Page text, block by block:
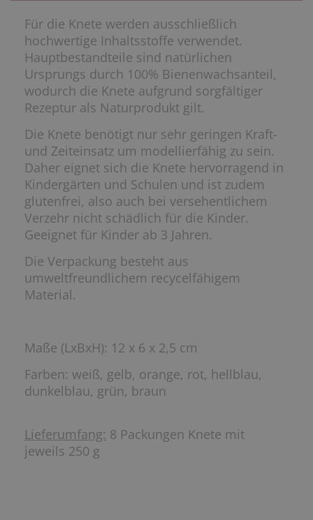
Für die Knete werden ausschließlich
hochwertige Inhaltsstoffe verwendet.
Hauptbestandteile sind natürlichen
Ursprungs durch 100% Bienenwachsanteil,
wodurch die Knete aufgrund sorgfältiger
Rezeptur als Naturprodukt gilt.
Die Knete benötigt nur sehr geringen Kraft-
und Zeiteinsatz um modellierfähig zu sein.
Daher eignet sich die Knete hervorragend in
Kindergärten und Schulen und ist zudem
glutenfrei, also auch bei versehentlichem
Verzehr nicht schädlich für die Kinder.
Geeignet für Kinder ab 3 Jahren.
Die Verpackung besteht aus
umweltfreundlichem recycelfähigem
Material.
Maße (LxBxH): 12 x 6 x 2,5 cm
Farben: weiß, gelb, orange, rot, hellblau,
dunkelblau, grün, braun
Lieferumfang: 8 Packungen Knete mit
jeweils 250 g